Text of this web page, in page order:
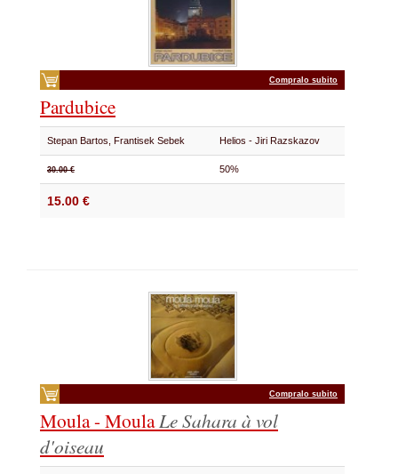
Compralo subito
Pardubice
Stepan Bartos, Frantisek Sebek Helios - Jiri Razskazov
30.00 € 50%
15.00 €
Compralo subito
Moula - MoulaLe Sahara à vol
d'oiseau